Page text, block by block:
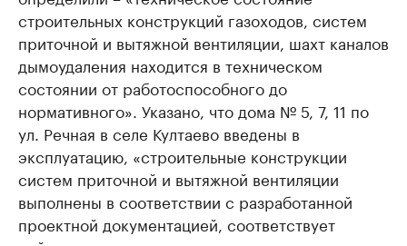
строительных конструкций газоходов, систем
приточной и вытяжной вентиляции, шахт каналов
дымоудаления находится в техническом
состоянии от работоспособного до
нормативного». Указано, что дома № 5, 7, 11 по
ул. Речная в селе Култаево введены в
эксплуатацию, «строительные конструкции
систем приточной и вытяжной вентиляции
выполнены в соответствии с разработанной
проектной документацией, соответствует